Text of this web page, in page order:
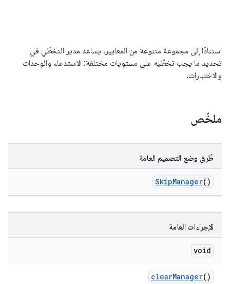
استنادًا إلى مجموعة متنوعة من المعايير، يساعد مدير التخطّي في
تحديد ما يجب تخطّيه على مستويات مختلفة: الاستدعاء والوحدات
والاختبارات.
ملخّص
طُرق وضع التصميم العامة
SkipManager()
الإجراءات العامة
void
clearManager()